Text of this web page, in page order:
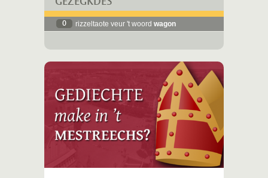
0 rizzeltaote veur 't woord wagon